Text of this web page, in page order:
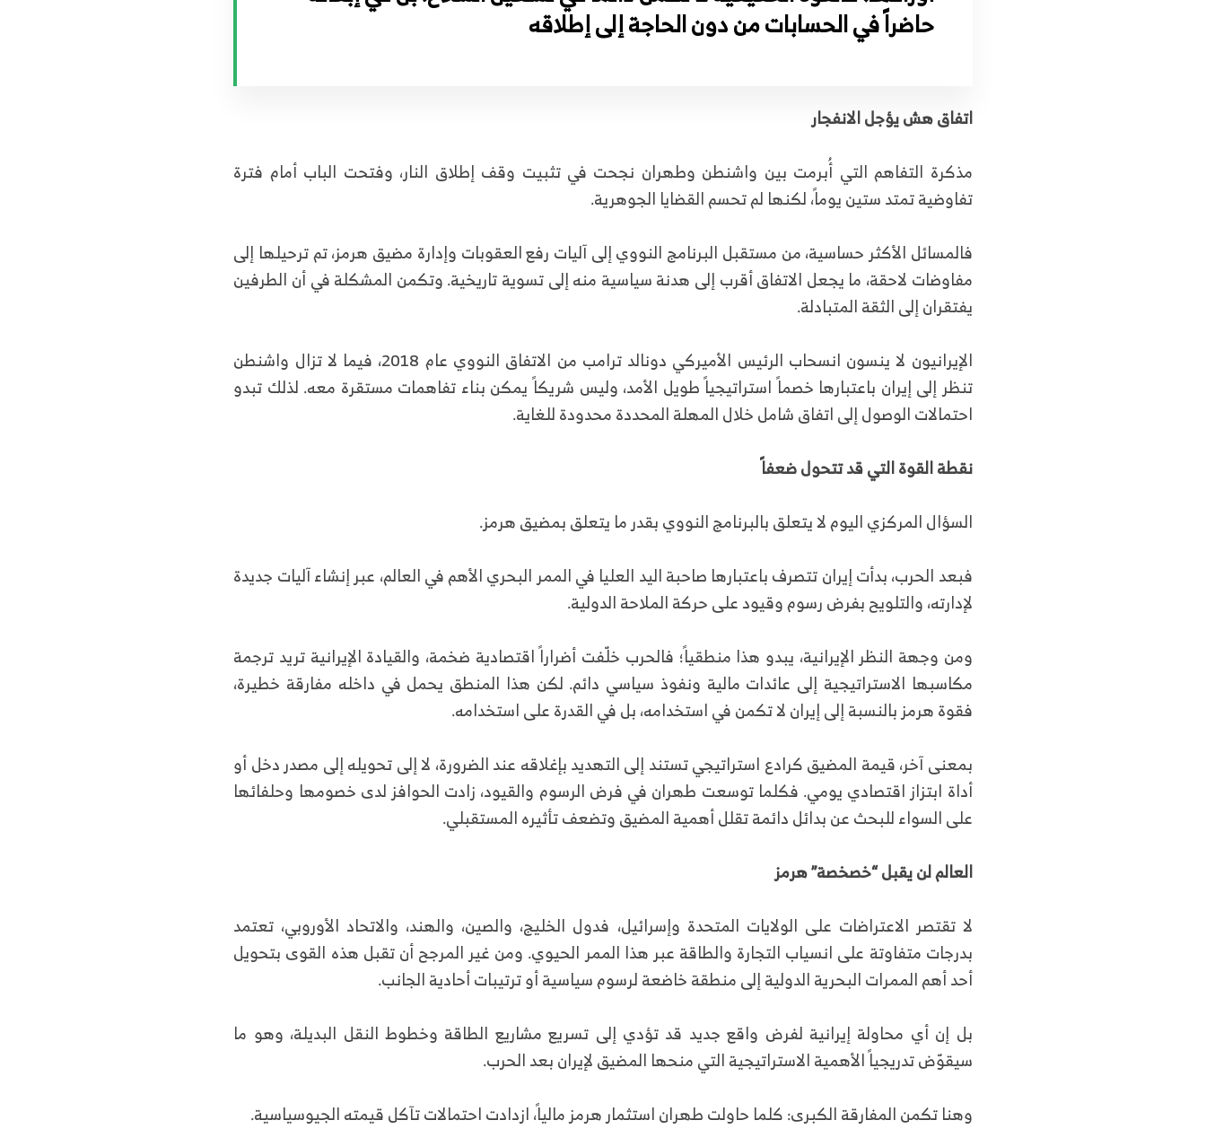
حاضراً في الحسابات من دون الحاجة إلى إطلاقه
اتفاق هش يؤجل الانفجار
مذكرة التفاهم التي أُبرمت بين واشنطن وطهران نجحت في تثبيت وقف إطلاق النار، وفتحت الباب أمام فترة
تفاوضية تمتد ستين يوماً، لكنها لم تحسم القضايا الجوهرية.
فالمسائل الأكثر حساسية، من مستقبل البرنامج النووي إلى آليات رفع العقوبات وإدارة مضيق هرمز، تم ترحيلها إلى
مفاوضات لاحقة، ما يجعل الاتفاق أقرب إلى هدنة سياسية منه إلى تسوية تاريخية. وتكمن المشكلة في أن الطرفين
يفتقران إلى الثقة المتبادلة.
الإيرانيون لا ينسون انسحاب الرئيس الأميركي دونالد ترامب من الاتفاق النووي عام 2018، فيما لا تزال واشنطن
تنظر إلى إيران باعتبارها خصماً استراتيجياً طويل الأمد، وليس شريكاً يمكن بناء تفاهمات مستقرة معه. لذلك تبدو
احتمالات الوصول إلى اتفاق شامل خلال المهلة المحددة محدودة للغاية.
نقطة القوة التي قد تتحول ضعفاً
السؤال المركزي اليوم لا يتعلق بالبرنامج النووي بقدر ما يتعلق بمضيق هرمز.
فبعد الحرب، بدأت إيران تتصرف باعتبارها صاحبة اليد العليا في الممر البحري الأهم في العالم، عبر إنشاء آليات جديدة
لإدارته، والتلويح بفرض رسوم وقيود على حركة الملاحة الدولية.
ومن وجهة النظر الإيرانية، يبدو هذا منطقياً؛ فالحرب خلّفت أضراراً اقتصادية ضخمة، والقيادة الإيرانية تريد ترجمة
مكاسبها الاستراتيجية إلى عائدات مالية ونفوذ سياسي دائم. لكن هذا المنطق يحمل في داخله مفارقة خطيرة،
فقوة هرمز بالنسبة إلى إيران لا تكمن في استخدامه، بل في القدرة على استخدامه.
بمعنى آخر، قيمة المضيق كرادع استراتيجي تستند إلى التهديد بإغلاقه عند الضرورة، لا إلى تحويله إلى مصدر دخل أو
أداة ابتزاز اقتصادي يومي. فكلما توسعت طهران في فرض الرسوم والقيود، زادت الحوافز لدى خصومها وحلفائها
على السواء للبحث عن بدائل دائمة تقلل أهمية المضيق وتضعف تأثيره المستقبلي.
العالم لن يقبل “خصخصة” هرمز
لا تقتصر الاعتراضات على الولايات المتحدة وإسرائيل، فدول الخليج، والصين، والهند، والاتحاد الأوروبي، تعتمد
بدرجات متفاوتة على انسياب التجارة والطاقة عبر هذا الممر الحيوي. ومن غير المرجح أن تقبل هذه القوى بتحويل
أحد أهم الممرات البحرية الدولية إلى منطقة خاضعة لرسوم سياسية أو ترتيبات أحادية الجانب.
بل إن أي محاولة إيرانية لفرض واقع جديد قد تؤدي إلى تسريع مشاريع الطاقة وخطوط النقل البديلة، وهو ما
سيقوّض تدريجياً الأهمية الاستراتيجية التي منحها المضيق لإيران بعد الحرب.
وهنا تكمن المفارقة الكبرى: كلما حاولت طهران استثمار هرمز مالياً، ازدادت احتمالات تآكل قيمته الجيوسياسية.